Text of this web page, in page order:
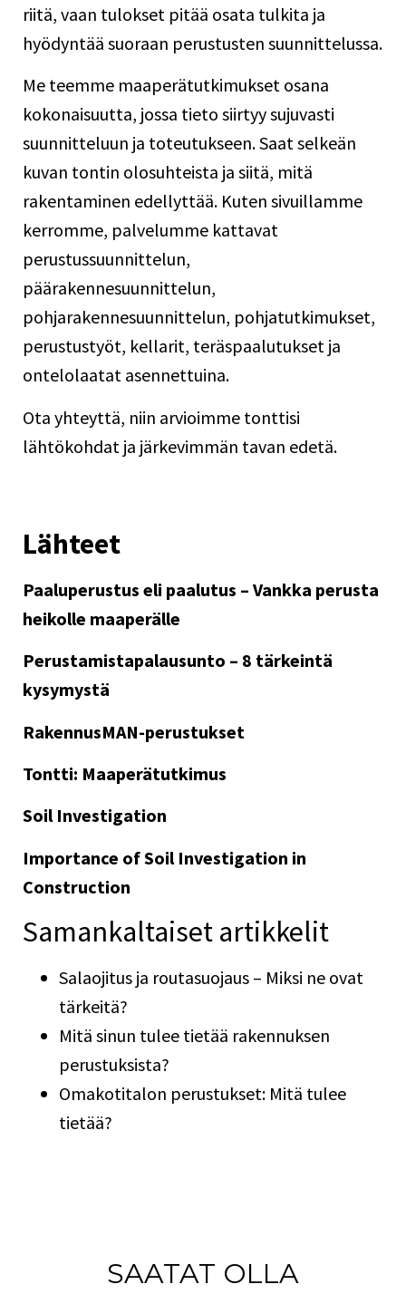
riitä, vaan tulokset pitää osata tulkita ja
hyödyntää suoraan perustusten suunnittelussa.
Me teemme maaperätutkimukset osana
kokonaisuutta, jossa tieto siirtyy sujuvasti
suunnitteluun ja toteutukseen. Saat selkeän
kuvan tontin olosuhteista ja siitä, mitä
rakentaminen edellyttää. Kuten sivuillamme
kerromme, palvelumme kattavat
perustussuunnittelun,
päärakennesuunnittelun,
pohjarakennesuunnittelun, pohjatutkimukset,
perustustyöt, kellarit, teräspaalutukset ja
ontelolaatat asennettuina.
Ota yhteyttä, niin arvioimme tonttisi
lähtökohdat ja järkevimmän tavan edetä.
Lähteet
Paaluperustus eli paalutus – Vankka perusta
heikolle maaperälle
Perustamistapalausunto – 8 tärkeintä
kysymystä
RakennusMAN-perustukset
Tontti: Maaperätutkimus
Soil Investigation
Importance of Soil Investigation in
Construction
Samankaltaiset artikkelit
Salaojitus ja routasuojaus – Miksi ne ovat
tärkeitä?
Mitä sinun tulee tietää rakennuksen
perustuksista?
Omakotitalon perustukset: Mitä tulee
tietää?
SAATAT OLLA